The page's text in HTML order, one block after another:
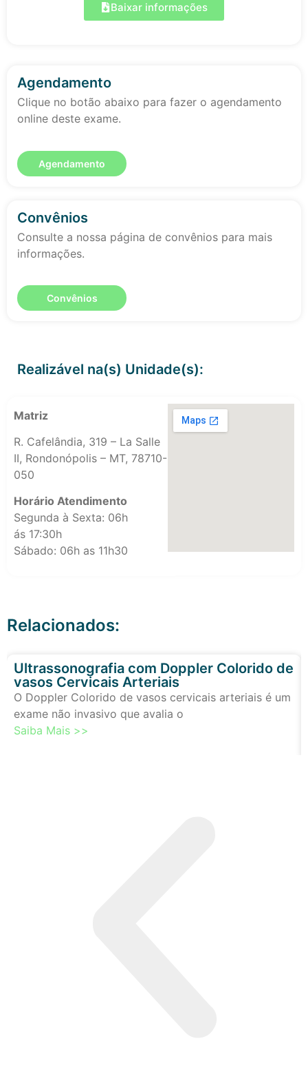
Baixar informações
Agendamento
Clique no botão abaixo para fazer o agendamento
online deste exame.
Agendamento
Convênios
Consulte a nossa página de convênios para mais
informações.
Convênios
Realizável na(s) Unidade(s):
Matriz
R. Cafelândia, 319 – La Salle
II, Rondonópolis – MT, 78710-
050
Horário Atendimento
Segunda à Sexta: 06h
ás 17:30h
Sábado: 06h as 11h30
Relacionados:
Ultrassonografia com Doppler Colorido de
vasos Cervicais Arteriais
O Doppler Colorido de vasos cervicais arteriais é um
exame não invasivo que avalia o
Saiba Mais >>